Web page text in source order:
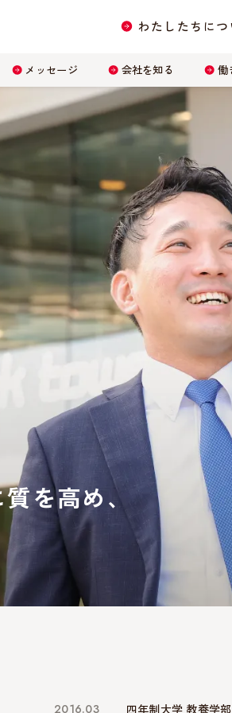
わたしたちに
メッセージ 会社を知る 働
を高め、
2016.03 四年制大学 教養学